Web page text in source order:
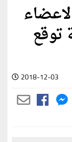
توقع
2018-12-03